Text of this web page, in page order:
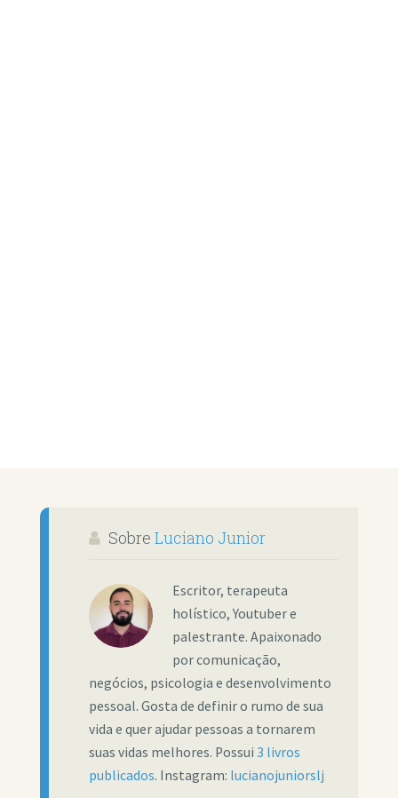
Sobre Luciano Junior
Escritor, terapeuta
holístico, Youtuber e
palestrante. Apaixonado
por comunicação,
negócios, psicologia e desenvolvimento
pessoal. Gosta de definir o rumo de sua
vida e quer ajudar pessoas a tornarem
suas vidas melhores. Possui 3 livros
publicados. Instagram: lucianojuniorslj